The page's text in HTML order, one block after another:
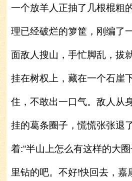
一个放羊人正抽了几根棍粗
理已经破烂的箩筐，刚编了
面敌人搜山，手忙脚乱，拔
挂在树权上，藏在一个石崖
住，不敢出一口气。敌人从
挂的葛条圈子，慌慌张张退
着:“半山上怎么有这样的大
里钻的吧。不好!快回去，嘉